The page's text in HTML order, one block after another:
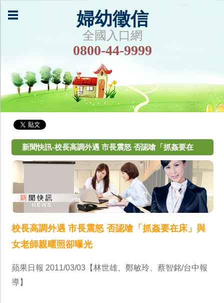
婦幼徵信
全國入口網
0800-44-9999
新聞快訊-校長高調外遇 市長震怒 否認嗆「抓姦要在
床」與女老師親暱照卻曝光
校長高調外遇 市長震怒 否認嗆「抓姦要在床」與
女老師親暱照卻曝光
蘋果日報 2011/03/03【林世雄、鄭敏玲、蔡智銘/台中報
導】